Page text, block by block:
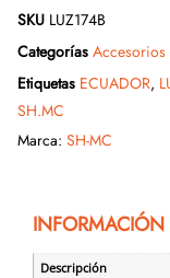
SKU LUZ174B
Categorías Accesorios
Etiquetas ECUADOR,
SH.MC
Marca: SH-MC
Descripción